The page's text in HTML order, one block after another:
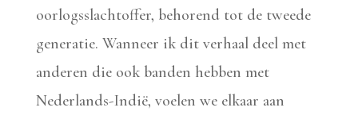
oorlogsslachtoffer, behorend tot de tweede
generatie. Wanneer ik dit verhaal deel met
anderen die ook banden hebben met
Nederlands-Indië, voelen we elkaar aan